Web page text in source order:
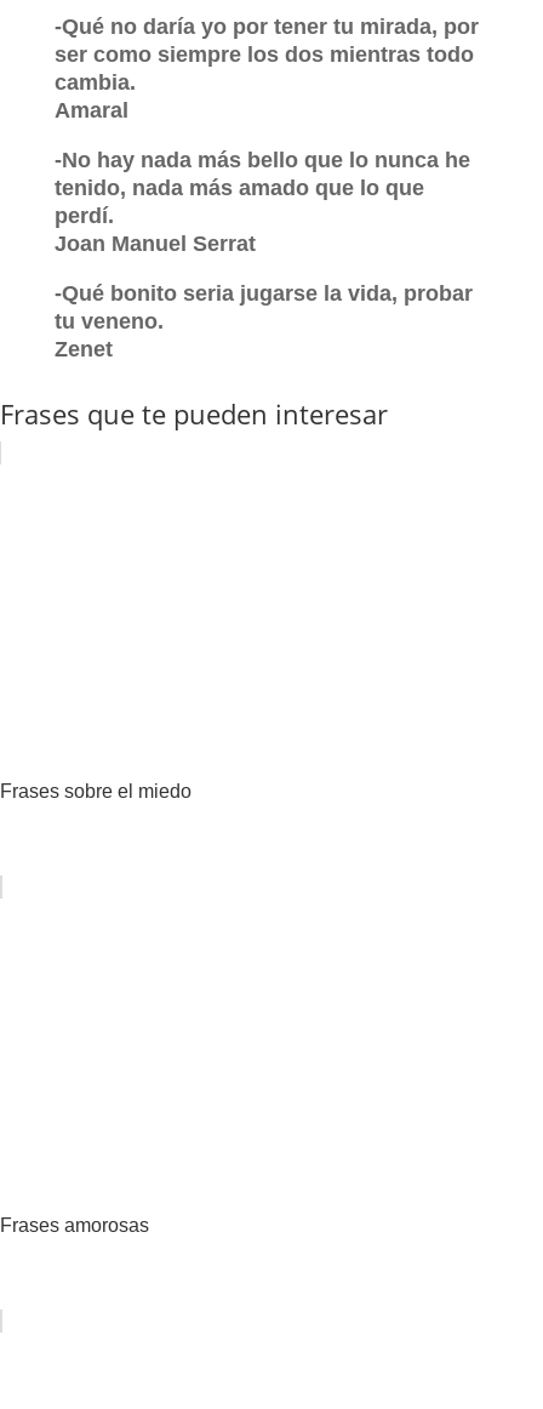
-Qué no daría yo por tener tu mirada, por
ser como siempre los dos mientras todo
cambia.
Amaral
-No hay nada más bello que lo nunca he
tenido, nada más amado que lo que
perdí.
Joan Manuel Serrat
-Qué bonito seria jugarse la vida, probar
tu veneno.
Zenet
Frases que te pueden interesar
Frases sobre el miedo
Frases amorosas